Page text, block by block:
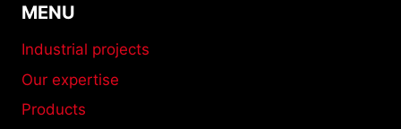
MENU
Industrial projects
Our expertise
Products